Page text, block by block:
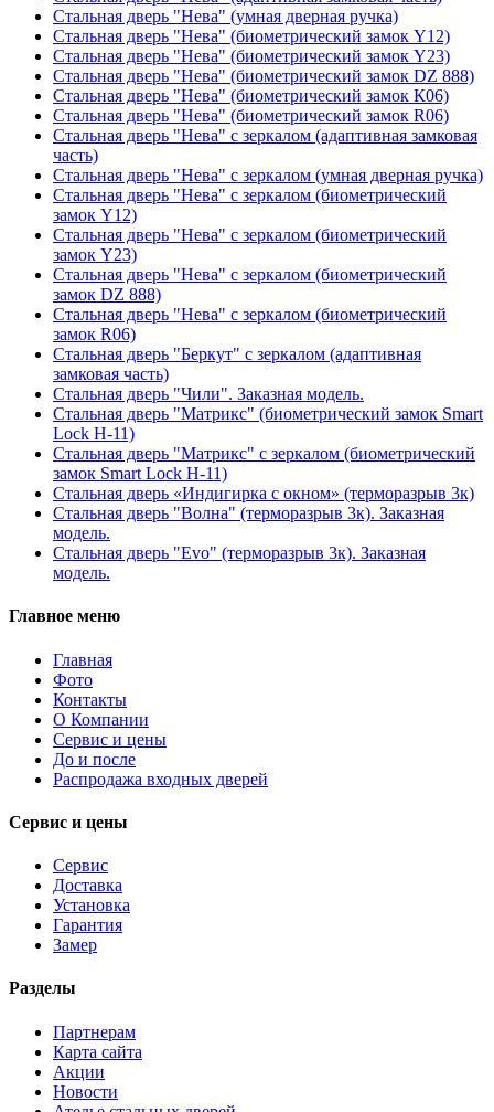
Стальная дверь "Нева" (умная дверная ручка)
Стальная дверь "Нева" (биометрический замок Y12)
Стальная дверь "Нева" (биометрический замок Y23)
Стальная дверь "Нева" (биометрический замок DZ 888)
Стальная дверь "Нева" (биометрический замок К06)
Стальная дверь "Нева" (биометрический замок R06)
Стальная дверь "Нева" с зеркалом (адаптивная замковая
часть)
Стальная дверь "Нева" с зеркалом (умная дверная ручка)
Стальная дверь "Нева" с зеркалом (биометрический
замок Y12)
Стальная дверь "Нева" с зеркалом (биометрический
замок Y23)
Стальная дверь "Нева" с зеркалом (биометрический
замок DZ 888)
Стальная дверь "Нева" с зеркалом (биометрический
замок R06)
Стальная дверь "Беркут" с зеркалом (адаптивная
замковая часть)
Стальная дверь "Чили". Заказная модель.
Стальная дверь "Матрикс" (биометрический замок Smart
Lock H-11)
Стальная дверь "Матрикс" с зеркалом (биометрический
замок Smart Lock H-11)
Стальная дверь «Индигирка с окном» (терморазрыв 3к)
Стальная дверь "Волна" (терморазрыв 3к). Заказная
модель.
Стальная дверь "Evo" (терморазрыв 3к). Заказная
модель.
Главное меню
Главная
Фото
Контакты
О Компании
Сервис и цены
До и после
Распродажа входных дверей
Сервис и цены
Сервис
Доставка
Установка
Гарантия
Замер
Разделы
Партнерам
Карта сайта
Акции
Новости